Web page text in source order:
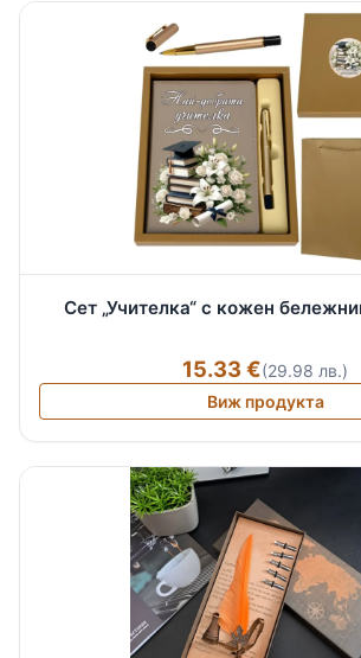
Сет „Учителка“ с кожен
15.33 €(29.98 лв.)
Виж продукта